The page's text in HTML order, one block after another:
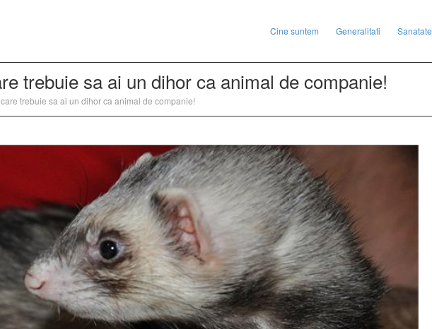
Cine suntem Generalitati Sanatate
trebuie sa ai un dihor ca animal de companie!
trebuie sa ai un dihor ca animal de companie!